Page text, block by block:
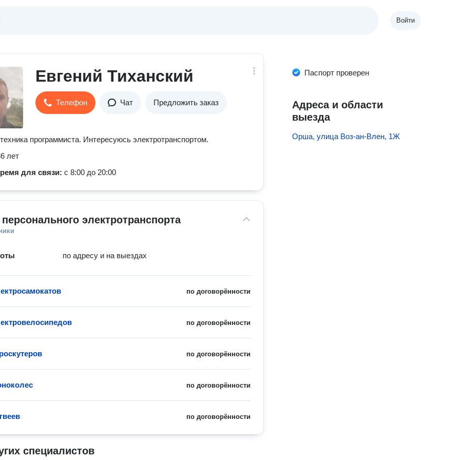
Войти
Евгений Тиханский
Телефон Чат Предложить заказ
программиста. Интересуюсь электротранспортом.
лет
для связи: с 8:00 до 20:00
электротранспорта
по адресу и на выездах
по договорённости
по договорённости
по договорённости
по договорённости
по договорённости
специалистов
Паспорт проверен
Адреса и области
выезда
Орша, улица Воз-ан-Влен, 1Ж